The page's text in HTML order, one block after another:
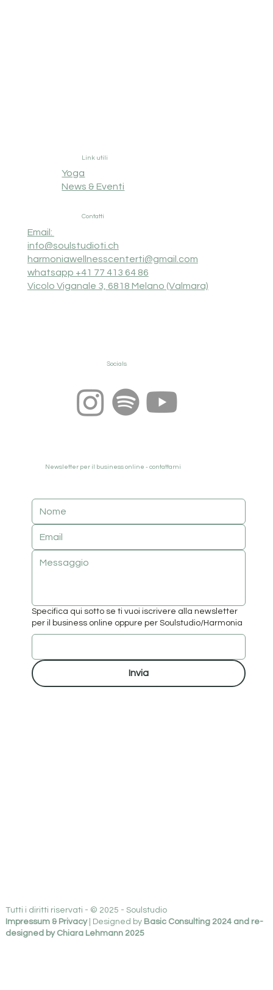
Link utili
Yoga
News & Eventi
Contatti
Email:
info@soulstudioti.ch
harmoniawellnesscenterti@gmail.com
whatsapp +41 77 413 64 86
Vicolo Viganale 3, 6818 Melano (Valmara)
Socials
Newsletter per il business online - contattami
Specifica qui sotto se ti vuoi iscrivere alla newsletter
per il business online oppure per Soulstudio/Harmonia
Invia
Tutti i diritti riservati - © 2025 - Soulstudio
Impressum & Privacy| Designed by Basic Consulting 2024 and re-
designed by Chiara Lehmann 2025